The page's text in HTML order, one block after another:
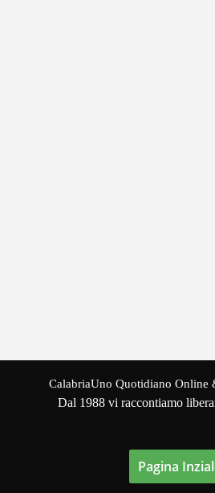
CalabriaUno Quotidiano Online
Dal 1988 vi raccontiamo
Pagina